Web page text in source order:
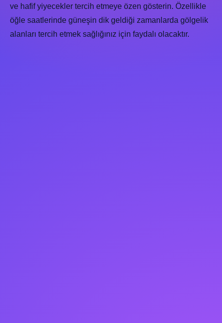
ve hafif yiyecekler tercih etmeye özen gösterin. Özellikle
öğle saatlerinde güneşin dik geldiği zamanlarda gölgelik
alanları tercih etmek sağlığınız için faydalı olacaktır.